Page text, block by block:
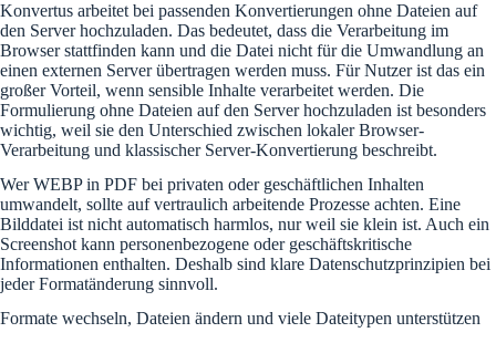
Konvertus arbeitet bei passenden Konvertierungen ohne Dateien auf
den Server hochzuladen. Das bedeutet, dass die Verarbeitung im
Browser stattfinden kann und die Datei nicht für die Umwandlung an
einen externen Server übertragen werden muss. Für Nutzer ist das ein
großer Vorteil, wenn sensible Inhalte verarbeitet werden. Die
Formulierung ohne Dateien auf den Server hochzuladen ist besonders
wichtig, weil sie den Unterschied zwischen lokaler Browser-
Verarbeitung und klassischer Server-Konvertierung beschreibt.
Wer WEBP in PDF bei privaten oder geschäftlichen Inhalten
umwandelt, sollte auf vertraulich arbeitende Prozesse achten. Eine
Bilddatei ist nicht automatisch harmlos, nur weil sie klein ist. Auch ein
Screenshot kann personenbezogene oder geschäftskritische
Informationen enthalten. Deshalb sind klare Datenschutzprinzipien bei
jeder Formatänderung sinnvoll.
Formate wechseln, Dateien ändern und viele Dateitypen unterstützen